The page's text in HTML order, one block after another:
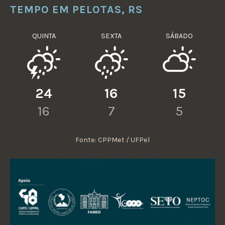
TEMPO EM PELOTAS, RS
QUINTA
24
16
SEXTA
16
7
SÁBADO
15
5
Fonte: CPPMet / UFPel